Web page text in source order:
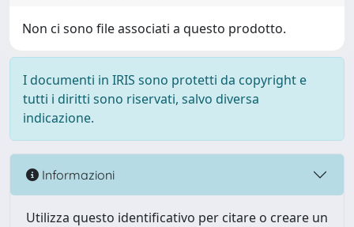
Non ci sono file associati a questo prodotto.
I documenti in IRIS sono protetti da copyright e
tutti i diritti sono riservati, salvo diversa
indicazione.
Informazioni
Utilizza questo identificativo per citare o creare un